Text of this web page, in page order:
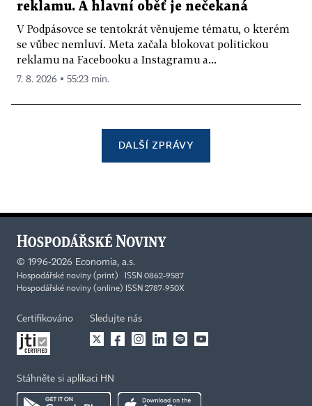
reklamu. A hlavní oběť je nečekaná
V Podpásovce se tentokrát věnujeme tématu, o kterém
se vůbec nemluví. Meta začala blokovat politickou
reklamu na Facebooku a Instagramu a...
7. 8. 2026 ▪ 55:23 min.
DALŠÍ ZPRÁVY
© 1996-2026 Economia, a.s.
Hospodářské noviny (print) ISSN 0862-9587
Hospodářské noviny (online) ISSN 2787-950X
Certifikováno Sledujte nás
Stáhněte si aplikaci HN